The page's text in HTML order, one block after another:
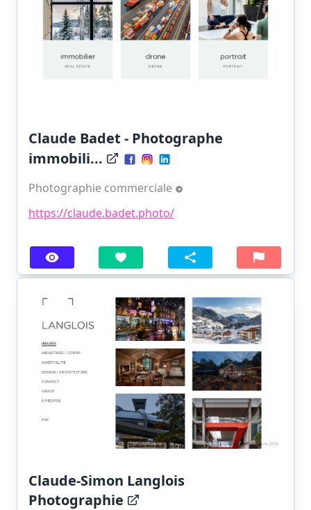
Claude Badet - Photographe
immobili...
Photographie commerciale
https://claude.badet.photo/
Claude-Simon Langlois
Photographie